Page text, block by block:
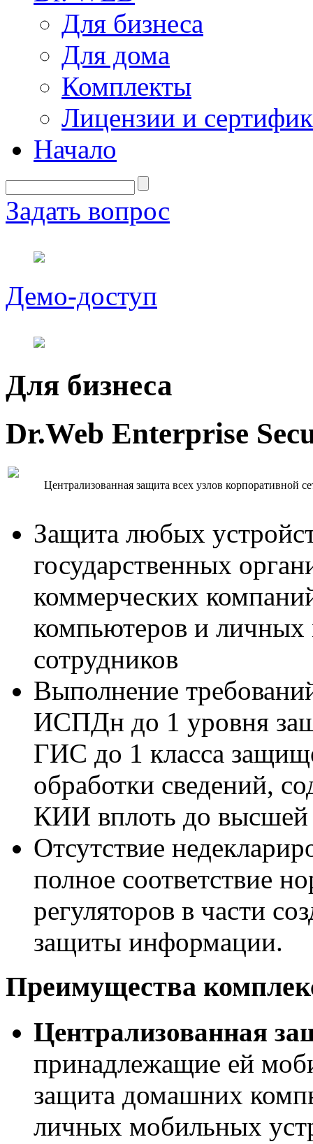
Для бизнеса
Для дома
Комплекты
Лицензии и
Начало
Задать вопрос
Демо-доступ
Для бизнеса
Dr.Web Enterprise
Централизованная защита всех узлов корпоративной
Защита любых
государственных
коммерческих
компьютеров и личных
сотрудников
Выполнение
ИСПДн до 1 уровня
ГИС до 1 класса
обработки сведений,
КИИ вплоть до высшей
Отсутствие
полное соответствие
регуляторов в части
защиты информации.
Преимущества
Централизованная
принадлежащие ей
защита домашних
личных мобильных